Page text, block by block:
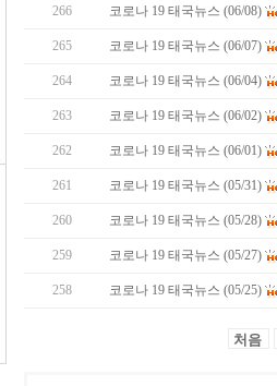
266 코로나 19 태국뉴스 (06/08)
265 코로나 19 태국뉴스 (06/07)
264 코로나 19 태국뉴스 (06/04)
263 코로나 19 태국뉴스 (06/02)
262 코로나 19 태국뉴스 (06/01)
261 코로나 19 태국뉴스 (05/31)
260 코로나 19 태국뉴스 (05/28)
259 코로나 19 태국뉴스 (05/27)
258 코로나 19 태국뉴스 (05/25)
처음